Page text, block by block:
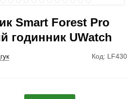
Smart Forest Pro
годинник UWatch
Код: LF430